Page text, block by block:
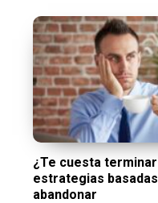
¿Te cuesta
estrategias
abandonar